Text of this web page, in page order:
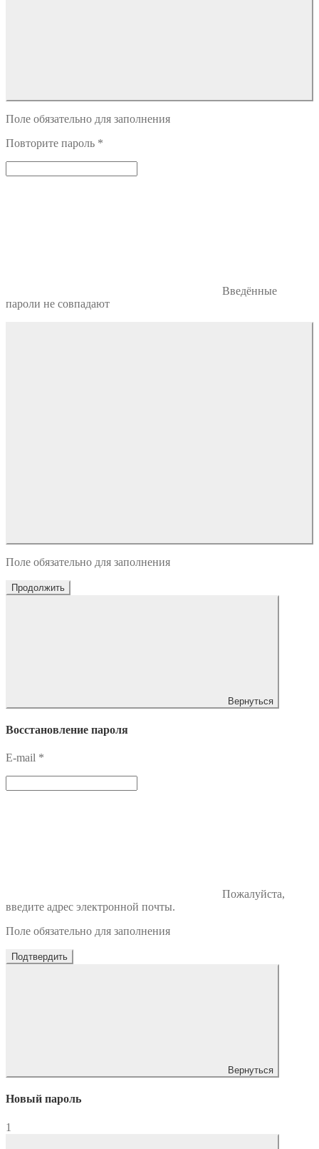
Поле обязательно для заполнения
Повторите пароль *
Введённые
пароли не совпадают
Поле обязательно для заполнения
Продолжить
Вернуться
Восстановление пароля
E-mail *
Пожалуйста,
введите адрес электронной почты.
Поле обязательно для заполнения
Подтвердить
Вернуться
Новый пароль
1